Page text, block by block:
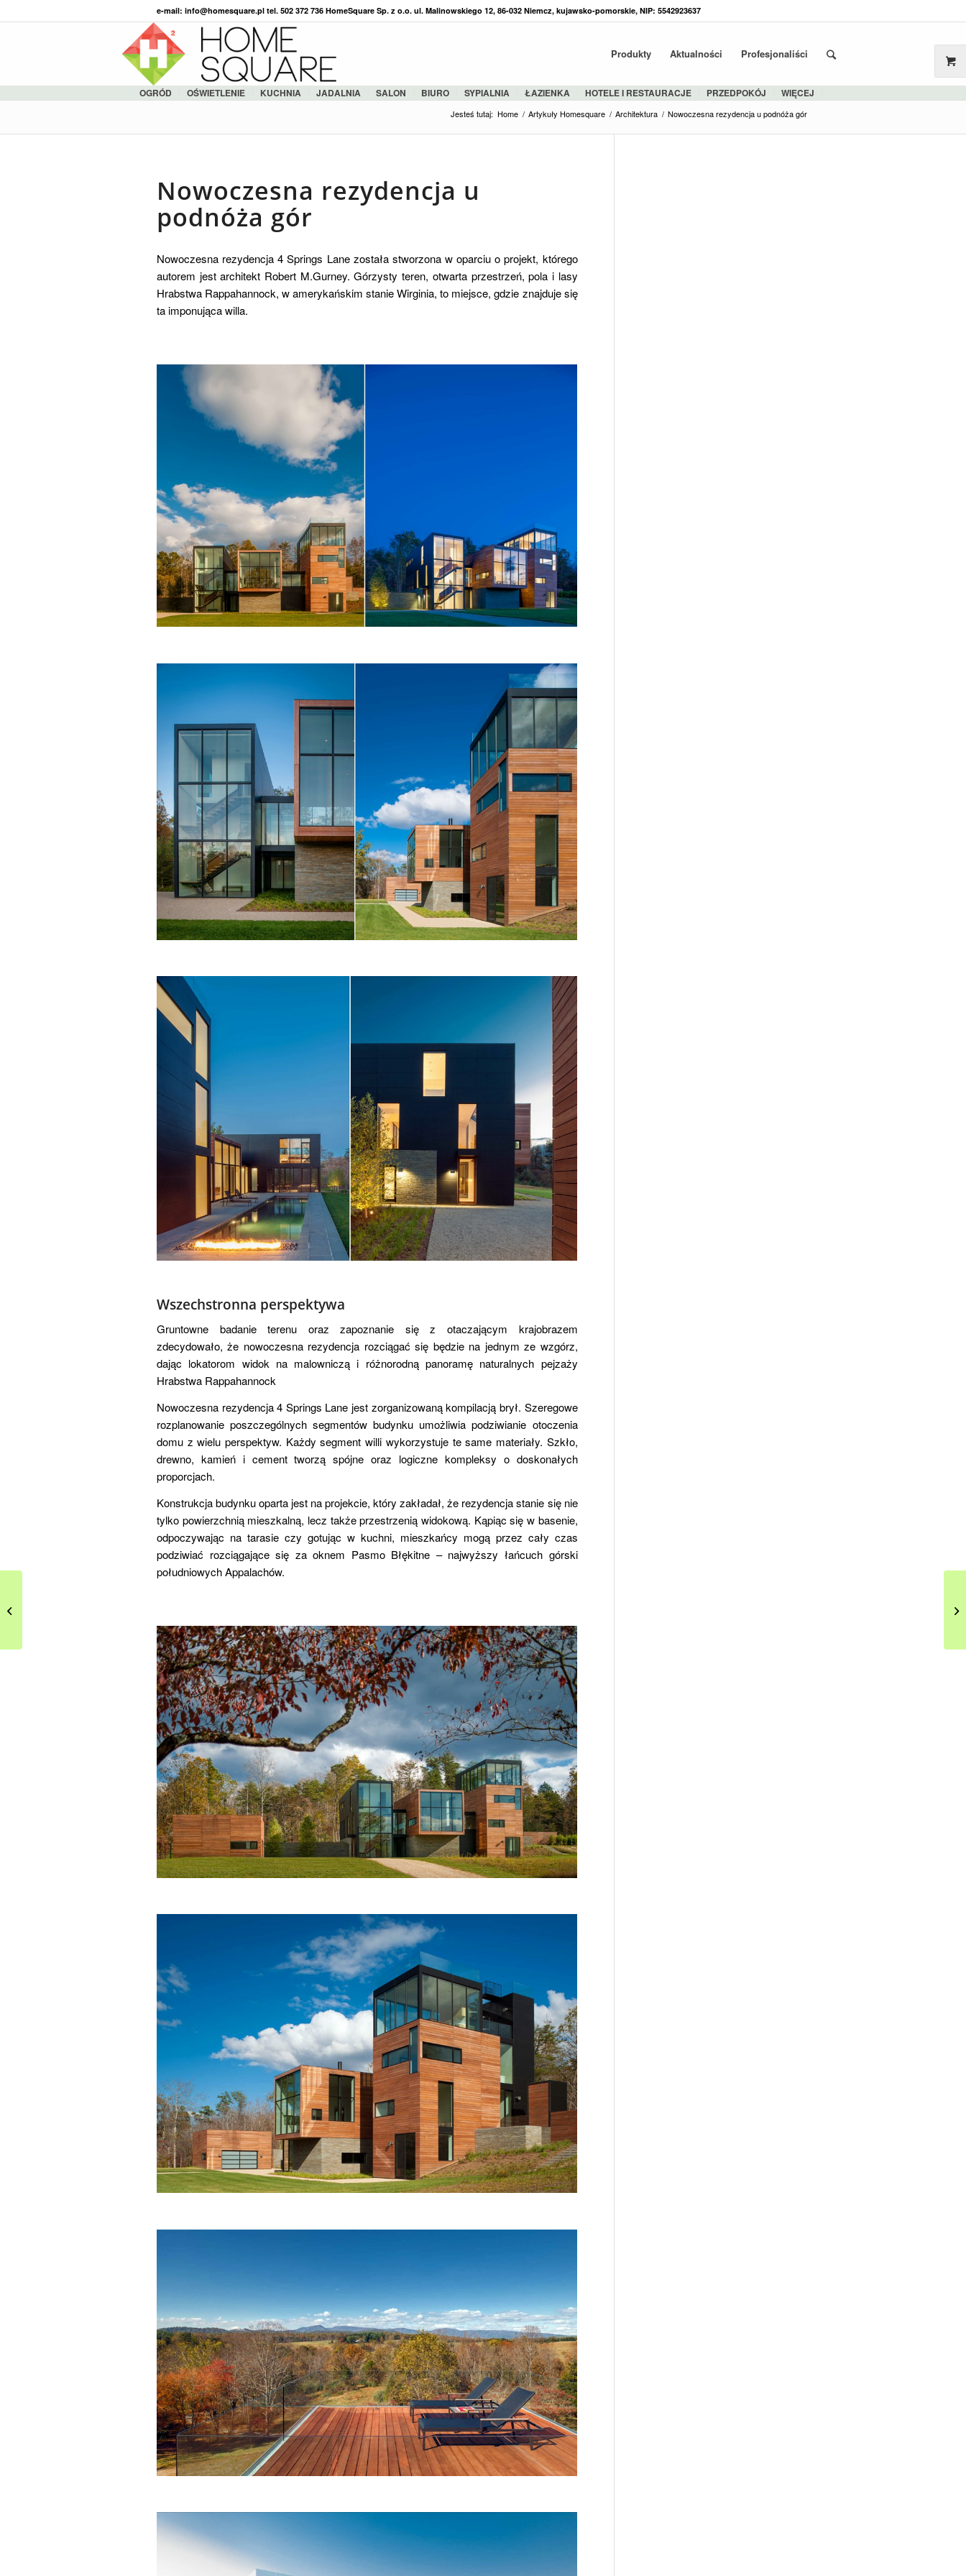
e-mail: info@homesquare.pl tel. 502 372 736 HomeSquare Sp. z o.o. ul. Malinowskiego 12, 86-032 Niemcz, kujawsko-pomorskie, NIP: 5542923637
Produkty Aktualności Profesjonaliści
OGRÓD OŚWIETLENIE KUCHNIA JADALNIA SALON BIURO SYPIALNIA ŁAZIENKA HOTELE I RESTAURACJE PRZEDPOKÓJ WIĘCEJ
Jesteś tutaj: Home / Artykuły Homesquare / Architektura / Nowoczesna rezydencja u podnóża gór
Nowoczesna rezydencja u
podnóża gór
Nowoczesna rezydencja 4 Springs Lane została stworzona w oparciu o projekt, którego
autorem jest architekt Robert M.Gurney. Górzysty teren, otwarta przestrzeń, pola i lasy
Hrabstwa Rappahannock, w amerykańskim stanie Wirginia, to miejsce, gdzie znajduje się
ta imponująca willa.
Wszechstronna perspektywa
Gruntowne badanie terenu oraz zapoznanie się z otaczającym krajobrazem
zdecydowało, że nowoczesna rezydencja rozciągać się będzie na jednym ze wzgórz,
dając lokatorom widok na malowniczą i różnorodną panoramę naturalnych pejzaży
Hrabstwa Rappahannock
Nowoczesna rezydencja 4 Springs Lane jest zorganizowaną kompilacją brył. Szeregowe
rozplanowanie poszczególnych segmentów budynku umożliwia podziwianie otoczenia
domu z wielu perspektyw. Każdy segment willi wykorzystuje te same materiały. Szkło,
drewno, kamień i cement tworzą spójne oraz logiczne kompleksy o doskonałych
proporcjach.
Konstrukcja budynku oparta jest na projekcie, który zakładał, że rezydencja stanie się nie
tylko powierzchnią mieszkalną, lecz także przestrzenią widokową. Kąpiąc się w basenie,
odpoczywając na tarasie czy gotując w kuchni, mieszkańcy mogą przez cały czas
podziwiać rozciągające się za oknem Pasmo Błękitne – najwyższy łańcuch górski
południowych Appalachów.